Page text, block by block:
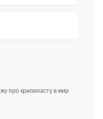
про крипипасту в мир